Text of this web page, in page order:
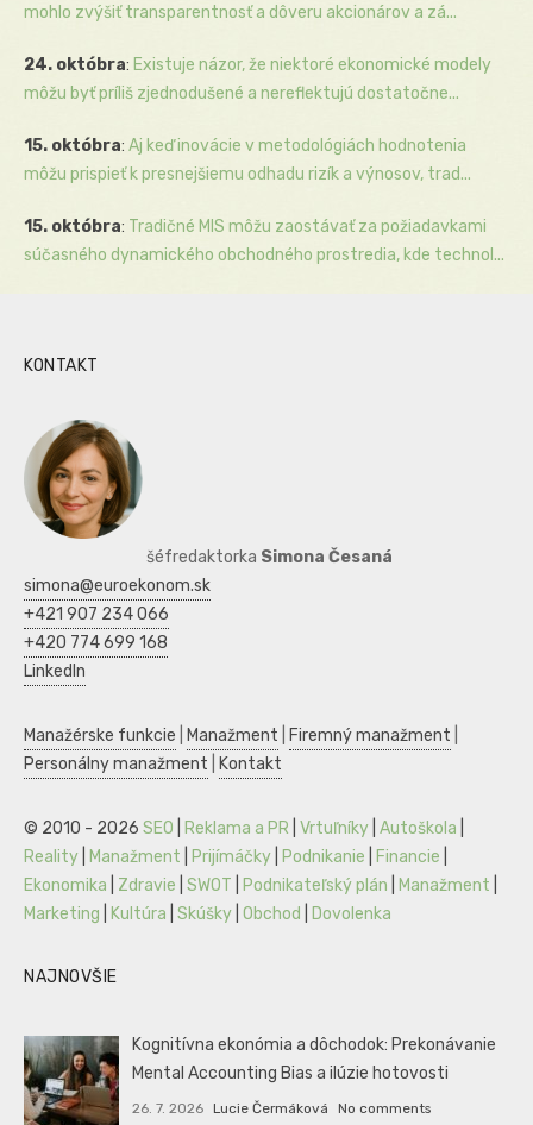
mohlo zvýšiť transparentnosť a dôveru akcionárov a zá...
24. októbra: Existuje názor, že niektoré ekonomické modely
môžu byť príliš zjednodušené a nereflektujú dostatočne...
15. októbra: Aj keď inovácie v metodológiách hodnotenia
môžu prispieť k presnejšiemu odhadu rizík a výnosov, trad...
15. októbra: Tradičné MIS môžu zaostávať za požiadavkami
súčasného dynamického obchodného prostredia, kde technol...
KONTAKT
šéfredaktorka Simona Česaná
simona@euroekonom.sk
+421 907 234 066
+420 774 699 168
LinkedIn
Manažérske funkcie Manažment Firemný manažment
Personálny manažment
Kontakt
© 2010 - 2026 SEO Reklama a PR Vrtuľníky Autoškola
Reality
Manažment Prijímáčky Podnikanie Financie
Ekonomika
Zdravie SWOT Podnikateľský plán Manažment
Marketing
Kultúra Skúšky Obchod Dovolenka
NAJNOVŠIE
Kognitívna ekonómia a dôchodok: Prekonávanie
Mental Accounting Bias a ilúzie hotovosti
26. 7. 2026 Lucie Čermáková No comments